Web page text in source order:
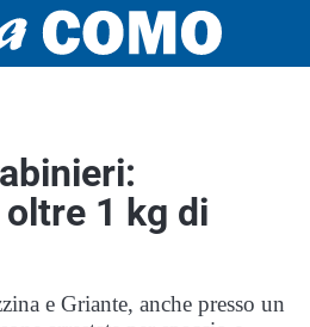
1 kg di
e Griante, anche presso un